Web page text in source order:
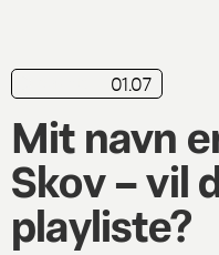
01.07
Mit navn
Skov – vil
playliste?